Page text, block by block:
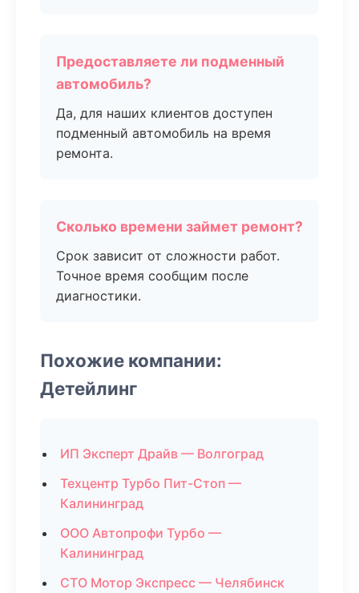
Предоставляете ли подменный
автомобиль?
Да, для наших клиентов доступен
подменный автомобиль на время
ремонта.
Сколько времени займет ремонт?
Срок зависит от сложности работ.
Точное время сообщим после
диагностики.
Похожие компании:
Детейлинг
ИП Эксперт Драйв — Волгоград
Техцентр Турбо Пит-Стоп —
Калининград
ООО Автопрофи Турбо —
Калининград
СТО Мотор Экспресс — Челябинск